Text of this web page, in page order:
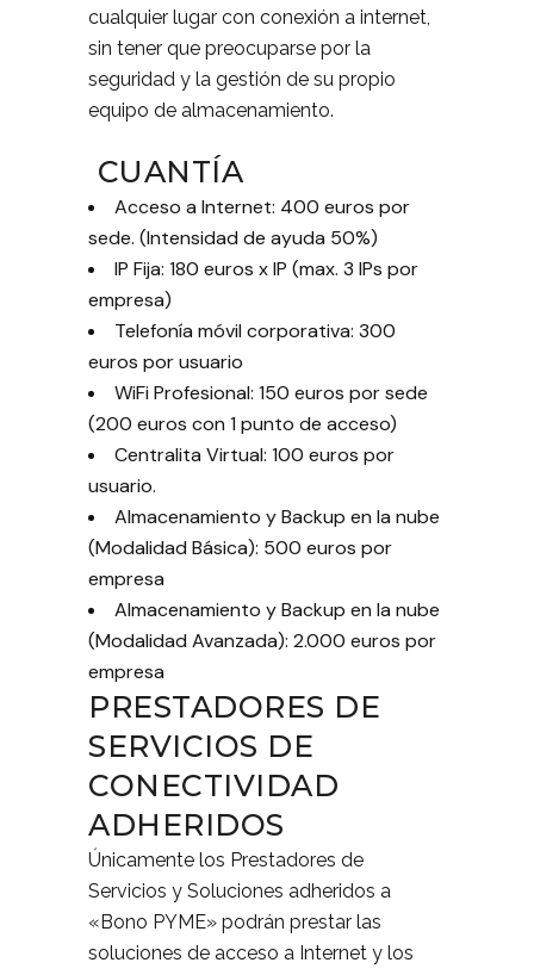
cualquier lugar con conexión a internet,
sin tener que preocuparse por la
seguridad y la gestión de su propio
equipo de almacenamiento.
CUANTÍA
Acceso a Internet: 400 euros por
sede. (Intensidad de ayuda 50%)
IP Fija: 180 euros x IP (max. 3 IPs por
empresa)
Telefonía móvil corporativa: 300
euros por usuario
WiFi Profesional: 150 euros por sede
(200 euros con 1 punto de acceso)
Centralita Virtual: 100 euros por
usuario.
Almacenamiento y Backup en la nube
(Modalidad Básica): 500 euros por
empresa
Almacenamiento y Backup en la nube
(Modalidad Avanzada): 2.000 euros por
empresa
PRESTADORES DE
SERVICIOS DE
CONECTIVIDAD
ADHERIDOS
Únicamente los Prestadores de
Servicios y Soluciones adheridos a
«Bono PYME» podrán prestar las
soluciones de acceso a Internet y los